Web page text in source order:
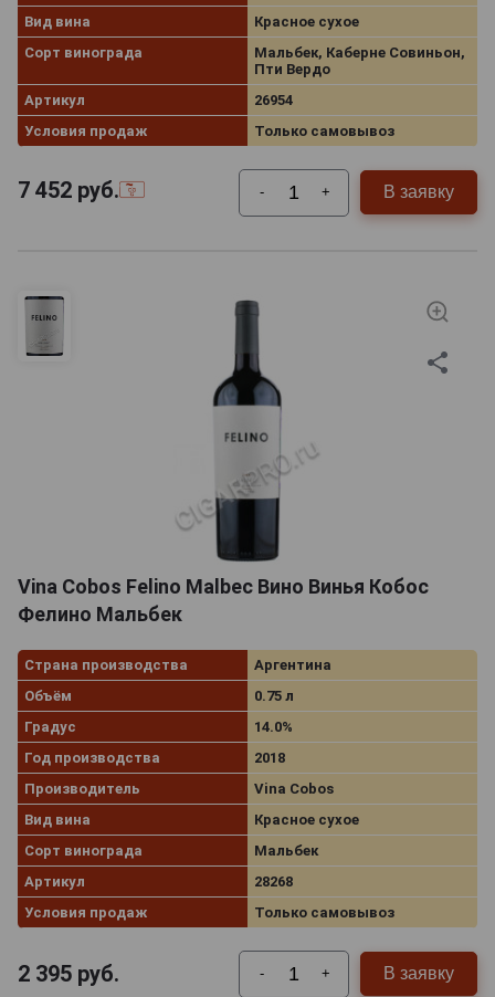
Вид вина
Красное сухое
Сорт винограда
Мальбек, Каберне Совиньон,
Пти Вердо
Артикул
26954
Условия продаж
Только самовывоз
7 452 руб. - + В заявку
Vina Cobos Felino Malbec Вино Винья Кобос
Фелино Мальбек
Страна производства
Аргентина
Объём
0.75 л
Градус
14.0%
Год производства
2018
Производитель
Vina Cobos
Вид вина
Красное сухое
Сорт винограда
Мальбек
Артикул
28268
Условия продаж
Только самовывоз
2 395 руб. - + В заявку